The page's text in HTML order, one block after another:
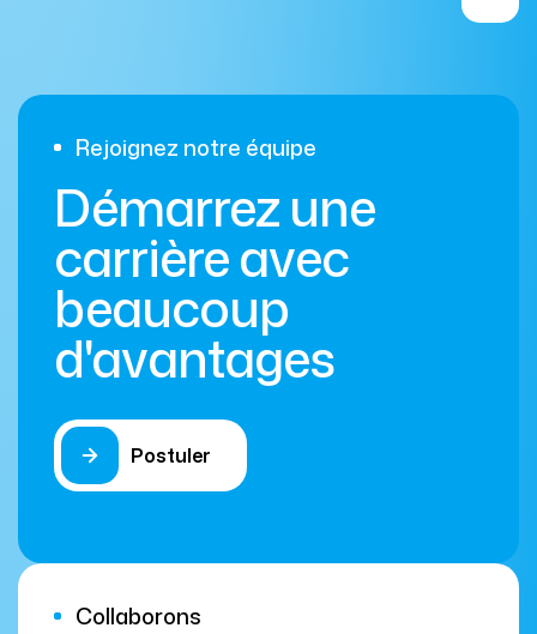
Rejoignez notre équipe
Démarrez une
carrière avec
beaucoup
d'avantages
Postuler
Collaborons